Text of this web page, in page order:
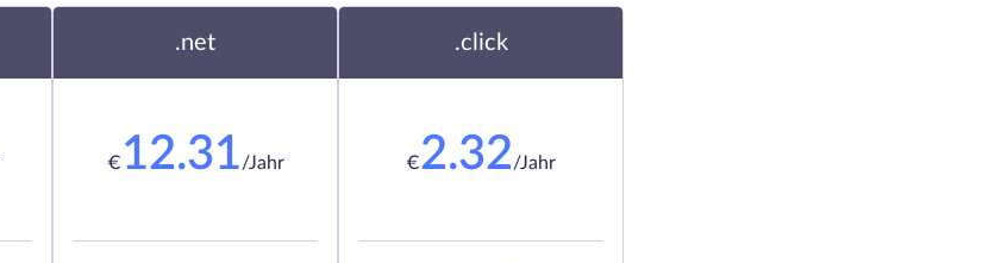
.net
€ 12.31/Jahr
.click
€2.32/Jahr